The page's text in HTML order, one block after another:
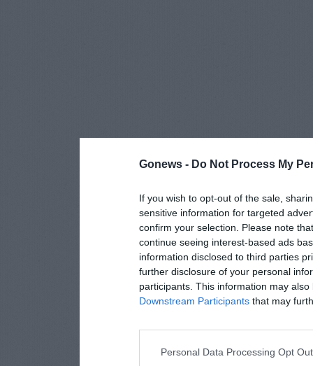
Gonews - Do Not Process My
If you wish to opt-out of the sale,
sensitive information for targeted
confirm your selection. Please note
continue seeing interest-based ads
information disclosed to third parties
further disclosure of your personal
participants. This information may
Downstream Participants that may
Personal Data Processing Opt